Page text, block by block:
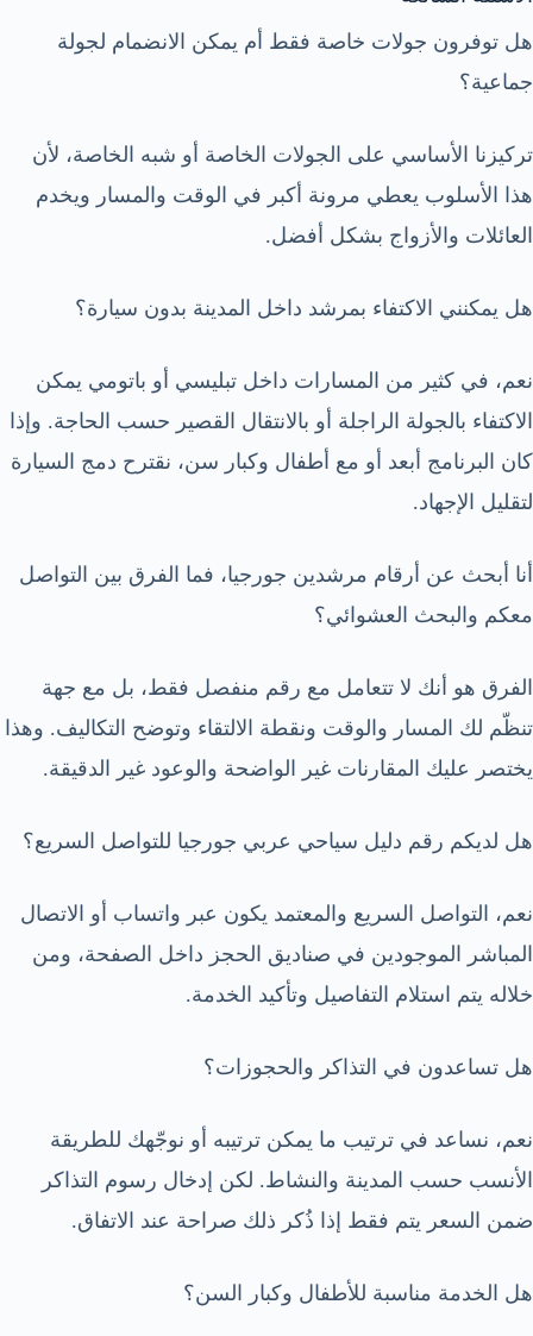
هل توفرون جولات خاصة فقط أم يمكن الانضمام لجولة
جماعية؟
تركيزنا الأساسي على الجولات الخاصة أو شبه الخاصة، لأن
هذا الأسلوب يعطي مرونة أكبر في الوقت والمسار ويخدم
العائلات والأزواج بشكل أفضل.
هل يمكنني الاكتفاء بمرشد داخل المدينة بدون سيارة؟
نعم، في كثير من المسارات داخل تبليسي أو باتومي يمكن
الاكتفاء بالجولة الراجلة أو بالانتقال القصير حسب الحاجة. وإذا
كان البرنامج أبعد أو مع أطفال وكبار سن، نقترح دمج السيارة
لتقليل الإجهاد.
أنا أبحث عن أرقام مرشدين جورجيا، فما الفرق بين التواصل
معكم والبحث العشوائي؟
الفرق هو أنك لا تتعامل مع رقم منفصل فقط، بل مع جهة
تنظّم لك المسار والوقت ونقطة الالتقاء وتوضح التكاليف. وهذا
يختصر عليك المقارنات غير الواضحة والوعود غير الدقيقة.
هل لديكم رقم دليل سياحي عربي جورجيا للتواصل السريع؟
نعم، التواصل السريع والمعتمد يكون عبر واتساب أو الاتصال
المباشر الموجودين في صناديق الحجز داخل الصفحة، ومن
خلاله يتم استلام التفاصيل وتأكيد الخدمة.
هل تساعدون في التذاكر والحجوزات؟
نعم، نساعد في ترتيب ما يمكن ترتيبه أو نوجّهك للطريقة
الأنسب حسب المدينة والنشاط. لكن إدخال رسوم التذاكر
ضمن السعر يتم فقط إذا ذُكر ذلك صراحة عند الاتفاق.
هل الخدمة مناسبة للأطفال وكبار السن؟